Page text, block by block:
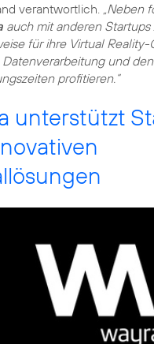
verantwortlich.
„Neben
auch mit anderen Startups
für ihre Virtual Reality-
und
profitieren.“
unterstützt